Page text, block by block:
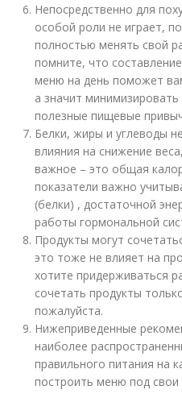
Непосредственно для
особой роли не играет,
полностью менять свой
помните, что
меню на день поможет
а значит
полезные пищевые
Белки, жиры и углеводы
влияния на снижение
важное – это общая
показатели важно
(белки) , достаточной
работы гормональной
Продукты могут
это тоже не влияет на
хотите придерживаться
сочетать продукты
пожалуйста.
Нижеприведенные
наиболее
правильного питания на
построить меню под